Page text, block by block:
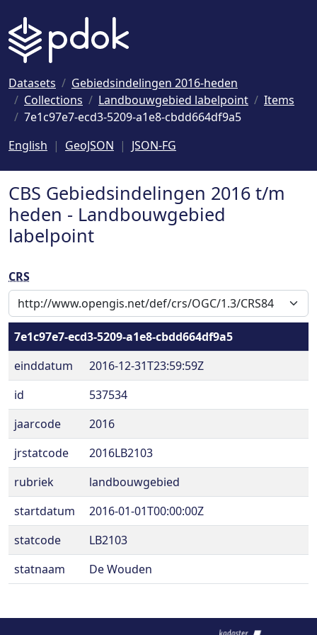
Datasets
Gebiedsindelingen 2016-heden
Collections
Landbouwgebied labelpoint
Items
7e1c97e7-ecd3-5209-a1e8-cbdd664df9a5
English
GeoJSON JSON-FG
CBS Gebiedsindelingen 2016 t/m
heden - Landbouwgebied
labelpoint
CRS
7e1c97e7-ecd3-5209-a1e8-cbdd664df9a5
einddatum
2016-12-31T23:59:59Z
id
537534
jaarcode
2016
jrstatcode
2016LB2103
rubriek
landbouwgebied
startdatum
2016-01-01T00:00:00Z
statcode
LB2103
statnaam
De Wouden